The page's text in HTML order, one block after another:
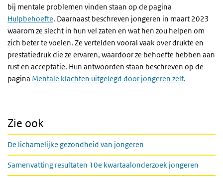
bij mentale problemen vinden staan op de pagina
Hulpbehoefte. Daarnaast beschreven jongeren in maart 2023
waarom ze slecht in hun vel zaten en wat hen zou helpen om
zich beter te voelen. Ze vertelden vooral vaak over drukte en
prestatiedruk die ze ervaren, waardoor ze behoefte hebben aan
rust en acceptatie. Hun antwoorden staan beschreven op de
pagina Mentale klachten uitgelegd door jongeren zelf.
Zie ook
De lichamelijke gezondheid van jongeren
Samenvatting resultaten 10e kwartaalonderzoek jongeren